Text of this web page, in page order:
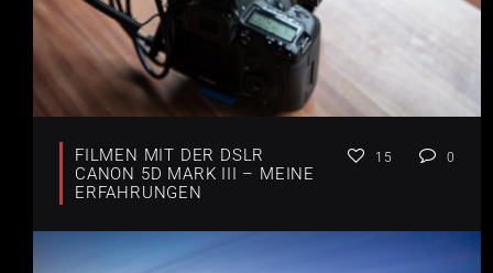
FILMEN MIT DER DSLR
CANON 5D MARK III – MEINE
ERFAHRUNGEN
15 0